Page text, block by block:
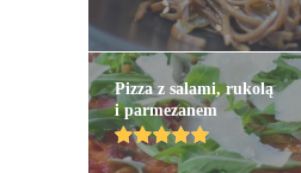
Pizza z salami, rukolą
i parmezanem